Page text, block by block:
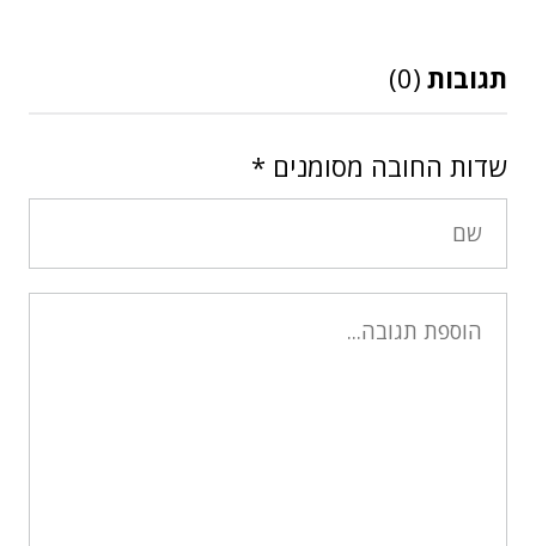
תגובות (0)
שדות החובה מסומנים *